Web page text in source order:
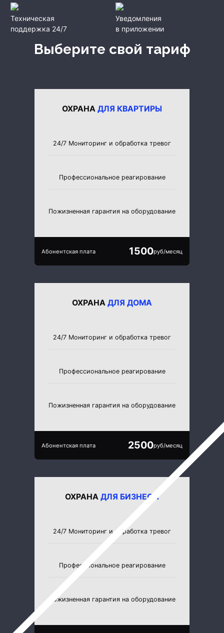
Техническая
поддержка 24/7
Уведомления
в приложении
Выберите свой тариф
ОХРАНА ДЛЯ КВАРТИРЫ
24/7 Мониторинг и обработка тревог
Профессиональное реагирование
Пожизненная гарантия на оборудование
Абонентская плата 1500руб/месяц
ОХРАНА ДЛЯ ДОМА
24/7 Мониторинг и обработка тревог
Профессиональное реагирование
Пожизненная гарантия на оборудование
Абонентская плата 2500руб/месяц
ОХРАНА ДЛЯ БИЗНЕСА
24/7 Мониторинг и обработка тревог
Профессиональное реагирование
Пожизненная гарантия на оборудование